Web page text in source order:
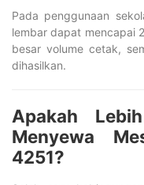
Pada penggunaan
lembar dapat mencapai
besar volume cetak,
dihasilkan.
Apakah
Menyewa
4251?